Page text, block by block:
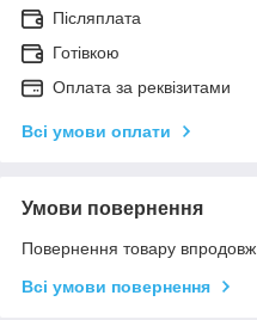
Післяплата
Готівкою
Оплата за реквізитами
Всі умови оплати
Умови повернення
Повернення товару
Всі умови повернення